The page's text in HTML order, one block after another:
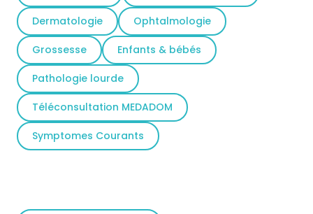
Dermatologie Ophtalmologie
Grossesse Enfants & bébés
Pathologie lourde
Téléconsultation MEDADOM
Symptomes Courants